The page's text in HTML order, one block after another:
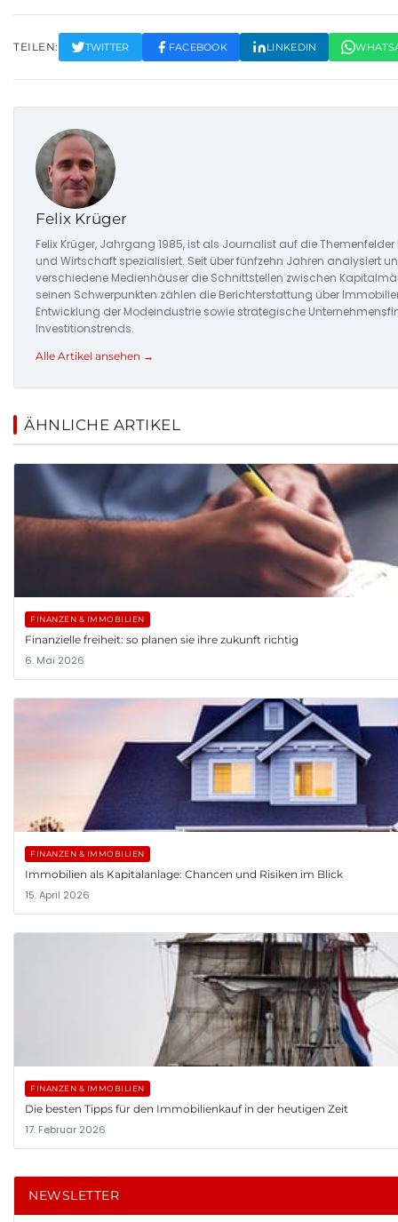
TEILEN: TWITTER FACEBOOK LINKEDIN
Felix Krüger
Felix Krüger, Jahrgang 1985, ist als Journalist auf die
und Wirtschaft spezialisiert. Seit über fünfzehn Jahren analysiert
verschiedene Medienhäuser die Schnittstellen zwischen
seinen Schwerpunkten zählen die Berichterstattung über
Entwicklung der Modeindustrie sowie strategische
Investitionstrends.
Alle Artikel ansehen →
ÄHNLICHE ARTIKEL
FINANZEN & IMMOBILIEN
Finanzielle freiheit: so planen sie ihre zukunft richtig
6. Mai 2026
FINANZEN & IMMOBILIEN
Immobilien als Kapitalanlage: Chancen und Risiken im Blick
15. April 2026
FINANZEN & IMMOBILIEN
Die besten Tipps für den Immobilienkauf in der heutigen Zeit
17. Februar 2026
NEWSLETTER